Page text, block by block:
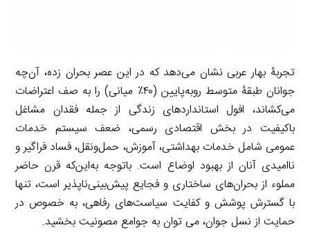
تجربۀ بهار عربی نشان می‌دهد که در این عصر بحران زده، آن‌چه
جوانان طبقۀ متوسط روبه‌پایین (۴۰٪ میانی) را به صف اعتراضات
می‌کشاند، افول استانداردهای زندگی از جمله فقدان مشاغل
باکیفیت در بخش اقتصادی رسمی، ضعف سیستم خدمات
عمومی شامل خدمات بهداشتی، آموزش، حمل‌ونقل، فساد فراگیر و
ناامیدی آنان از بهبود اوضاع است. باتوجه به‌این‌که قرن حاضر
مملوء از بحران‌های ساختاری و فجایع پیش‌بینی‌ناپذیر است، تنها
با گسترش پوشش و کفایت سیاست‌های رفاهی، به خصوص در
حمایت از نسل جوان، می توان به جوامع مصونیت بخشید.